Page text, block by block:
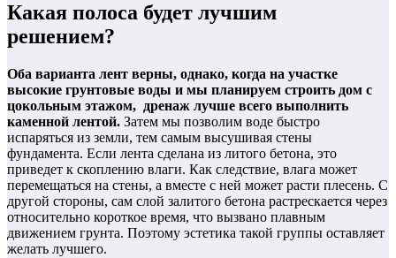
Какая полоса будет лучшим
решением?
Оба варианта лент верны, однако, когда на участке
высокие грунтовые воды и мы планируем строить дом с
цокольным этажом, дренаж лучше всего выполнить
каменной лентой. Затем мы позволим воде быстро
испаряться из земли, тем самым высушивая стены
фундамента. Если лента сделана из литого бетона, это
приведет к скоплению влаги. Как следствие, влага может
перемещаться на стены, а вместе с ней может расти плесень. С
другой стороны, сам слой залитого бетона растрескается через
относительно короткое время, что вызвано плавным
движением грунта. Поэтому эстетика такой группы оставляет
желать лучшего.